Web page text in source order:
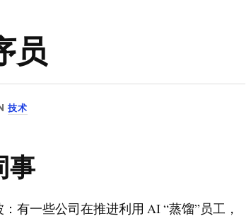
员
技术
事
有一些公司在推进利用 AI “蒸馏”员工，